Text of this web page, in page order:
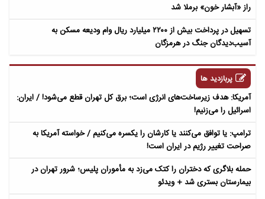
راز «آبشار خون» برملا شد
تسهیل در پرداخت بیش از ۲۲۰۰ میلیارد ریال وام ودیعه مسکن به
آسیب‌دیدگان جنگ در هرمزگان
پربازدید ها
آمریکا: هدف زیرساخت‌های انرژی است؛ برق کل تهران قطع می‌شود! / ایران:
اسرائیل را می‌زنیم!
ترامپ: یا توافق می‌کنند یا کارشان را یکسره می‌کنیم / خواسته آمریکا به
صراحت تغییر رژیم در ایران است!
حمله بلاگری که دختران را کتک می‌زد به مأموران پلیس؛ شرور تهران در
بیمارستان بستری شد + ویدئو